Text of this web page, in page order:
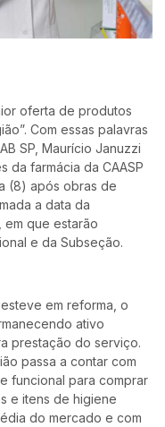
oferta de produtos
Com essas palavras
SP, Maurício Januzzi
da farmácia da CAASP
(8) após obras de
a data da
em que estarão
e da Subseção.
em reforma, o
ativo
prestação do serviço.
passa a contar com
funcional para comprar
e itens de higiene
do mercado e com